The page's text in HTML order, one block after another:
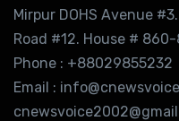
Mirpur DOHS Avenue #3.
Road #12. House #
Phone : +88029855232
Email :